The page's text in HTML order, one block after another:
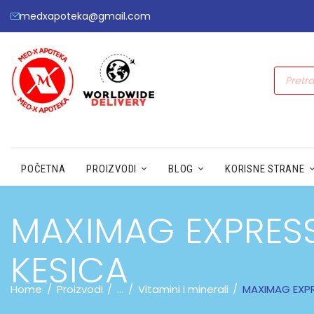
medxapoteka@gmail.com
POČETNA PROIZVODI BLOG KORISNE STRANE
MAXIMAG
KESICA
Home Proizvodi ... Vitamini i minerali MAXIMAG